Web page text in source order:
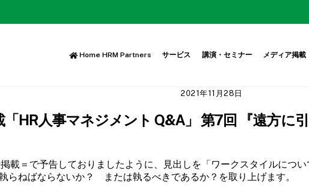
Home HRM Partners サービス 講演・セミナー メディア掲載
2021年11月28日
「HR人事マネジメント Q&A」 第7回 『遠方に
載＝で予告しておりましたように、見出しを「ワークスタイルにつ
らねばならないか？ または執るべきであるか？を取り上げます。